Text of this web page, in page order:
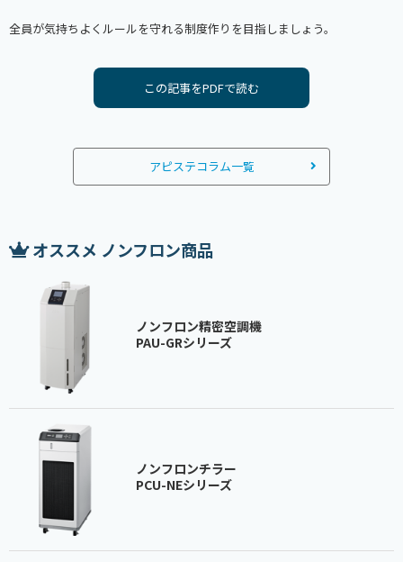
全員が気持ちよくルールを守れる制度作りを目指しましょう。
この記事をPDFで読む
アピステコラム一覧
オススメ ノンフロン商品
ノンフロン精密空調機
PAU-GRシリーズ
ノンフロンチラー
PCU-NEシリーズ